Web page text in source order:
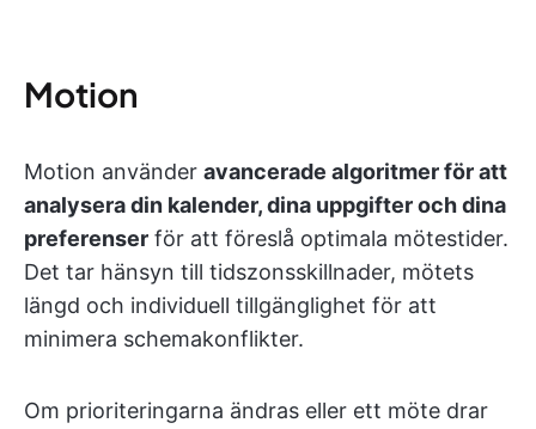
Motion
Motion använder avancerade algoritmer för att
analysera din kalender, dina uppgifter och dina
preferenser för att föreslå optimala mötestider.
Det tar hänsyn till tidszonsskillnader, mötets
längd och individuell tillgänglighet för att
minimera schemakonflikter.
Om prioriteringarna ändras eller ett möte drar